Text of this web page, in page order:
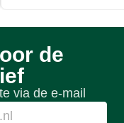
de
via de e-mail